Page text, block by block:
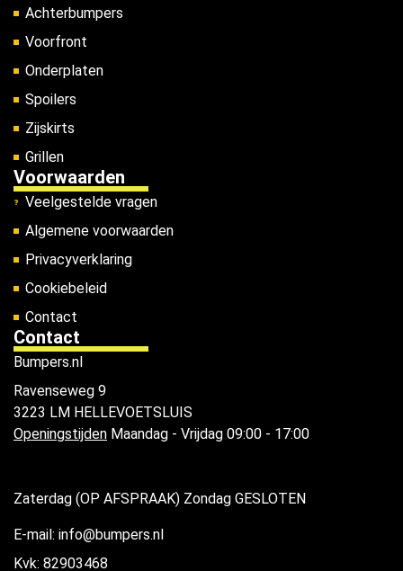
Achterbumpers
Voorfront
Onderplaten
Spoilers
Zijskirts
Grillen
Voorwaarden
Veelgestelde vragen
Algemene voorwaarden
Privacyverklaring
Cookiebeleid
Contact
Contact
Bumpers.nl
Ravenseweg 9
3223 LM HELLEVOETSLUIS
Openingstijden Maandag - Vrijdag 09:00 - 17:00
Zaterdag (OP AFSPRAAK) Zondag GESLOTEN
E-mail: info@bumpers.nl
Kvk: 82903468